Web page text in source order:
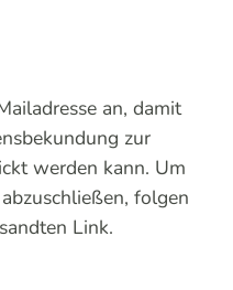
an, damit
zur
werden kann. Um
folgen
Link.